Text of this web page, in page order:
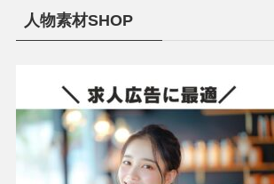
人物素材SHOP